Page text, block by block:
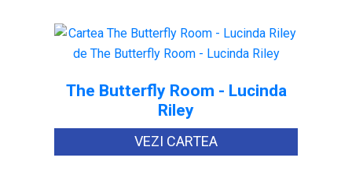
The Butterfly Room - Lucinda
Riley
VEZI CARTEA